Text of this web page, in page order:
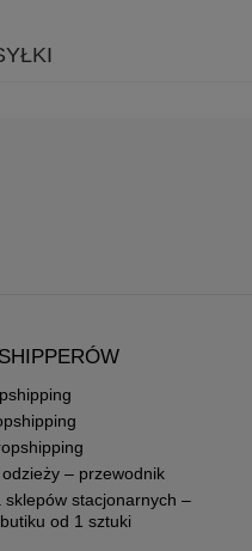
– przewodnik
sklepów stacjonarnych –
od 1 sztuki